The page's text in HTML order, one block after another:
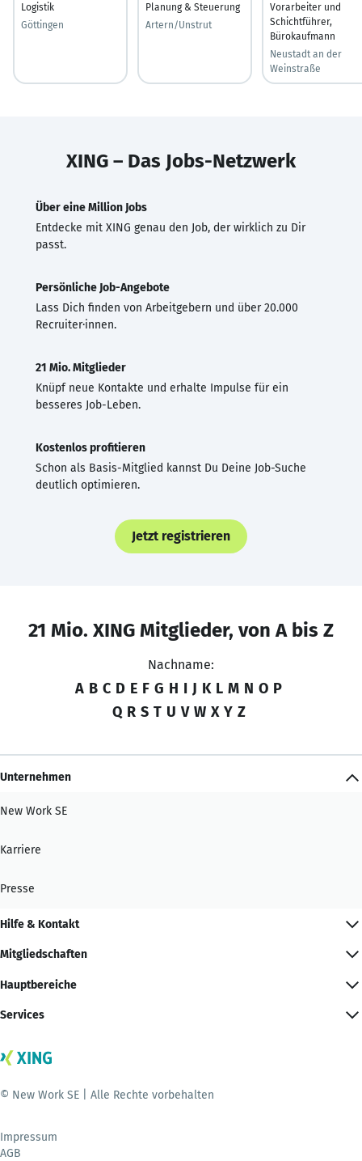
Logistik
Göttingen
Planung & Steuerung
Artern/Unstrut
Vorarbeiter und
Schichtführer,
Bürokaufmann
Neustadt an der
Weinstraße
XING – Das Jobs-Netzwerk
Über eine Million Jobs
Entdecke mit XING genau den Job, der wirklich zu Dir
passt.
Persönliche Job-Angebote
Lass Dich finden von Arbeitgebern und über 20.000
Recruiter·innen.
21 Mio. Mitglieder
Knüpf neue Kontakte und erhalte Impulse für ein
besseres Job-Leben.
Kostenlos profitieren
Schon als Basis-Mitglied kannst Du Deine Job-Suche
deutlich optimieren.
Jetzt registrieren
21 Mio. XING Mitglieder, von A bis Z
Nachname:
A B C D E F G H I J K L M N O P
Q R S T U V W X Y Z
Unternehmen
New Work SE
Karriere
Presse
Hilfe & Kontakt
Mitgliedschaften
Hauptbereiche
Services
© New Work SE | Alle Rechte vorbehalten
Impressum
AGB